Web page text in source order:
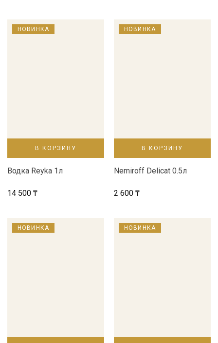
НОВИНКА
В КОРЗИНУ
Водка Reyka 1л
14 500 ₸
НОВИНКА
В КОРЗИНУ
Nemiroff Delicat 0.5л
2 600 ₸
НОВИНКА НОВИНКА